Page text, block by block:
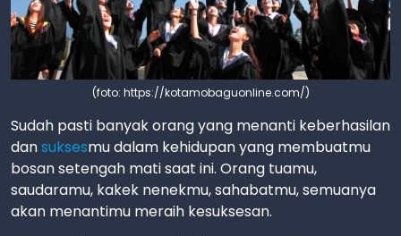
(foto: https://kotamobaguonline.com/)
Sudah pasti banyak orang yang menanti keberhasilan
dansuksesmu dalam kehidupan yang membuatmu
bosan setengah mati saat ini. Orang tuamu,
saudaramu, kakek nenekmu, sahabatmu, semuanya
akan menantimu meraih kesuksesan.